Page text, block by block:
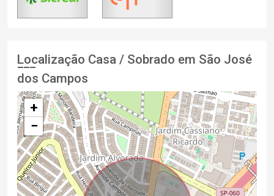
Localização Casa / Sobrado em São José
dos Campos
+
−